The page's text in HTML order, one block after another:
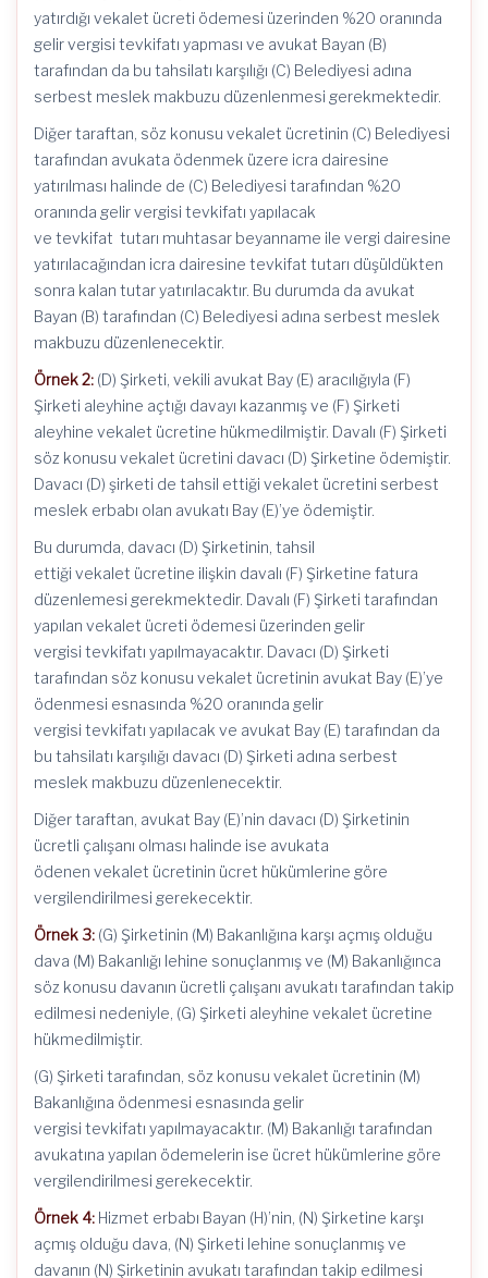
yatırdığı vekalet ücreti ödemesi üzerinden %20 oranında
gelir vergisi tevkifatı yapması ve avukat Bayan (B)
tarafından da bu tahsilatı karşılığı (C) Belediyesi adına
serbest meslek makbuzu düzenlenmesi gerekmektedir.
Diğer taraftan, söz konusu vekalet ücretinin (C) Belediyesi
tarafından avukata ödenmek üzere icra dairesine
yatırılması halinde de (C) Belediyesi tarafından %20
oranında gelir vergisi tevkifatı yapılacak
ve tevkifat tutarı muhtasar beyanname ile vergi dairesine
yatırılacağından icra dairesine tevkifat tutarı düşüldükten
sonra kalan tutar yatırılacaktır. Bu durumda da avukat
Bayan (B) tarafından (C) Belediyesi adına serbest meslek
makbuzu düzenlenecektir.
Örnek 2: (D) Şirketi, vekili avukat Bay (E) aracılığıyla (F)
Şirketi aleyhine açtığı davayı kazanmış ve (F) Şirketi
aleyhine vekalet ücretine hükmedilmiştir. Davalı (F) Şirketi
söz konusu vekalet ücretini davacı (D) Şirketine ödemiştir.
Davacı (D) şirketi de tahsil ettiği vekalet ücretini serbest
meslek erbabı olan avukatı Bay (E)’ye ödemiştir.
Bu durumda, davacı (D) Şirketinin, tahsil
ettiği vekalet ücretine ilişkin davalı (F) Şirketine fatura
düzenlemesi gerekmektedir. Davalı (F) Şirketi tarafından
yapılan vekalet ücreti ödemesi üzerinden gelir
vergisi tevkifatı yapılmayacaktır. Davacı (D) Şirketi
tarafından söz konusu vekalet ücretinin avukat Bay (E)’ye
ödenmesi esnasında %20 oranında gelir
vergisi tevkifatı yapılacak ve avukat Bay (E) tarafından da
bu tahsilatı karşılığı davacı (D) Şirketi adına serbest
meslek makbuzu düzenlenecektir.
Diğer taraftan, avukat Bay (E)’nin davacı (D) Şirketinin
ücretli çalışanı olması halinde ise avukata
ödenen vekalet ücretinin ücret hükümlerine göre
vergilendirilmesi gerekecektir.
Örnek 3: (G) Şirketinin (M) Bakanlığına karşı açmış olduğu
dava (M) Bakanlığı lehine sonuçlanmış ve (M) Bakanlığınca
söz konusu davanın ücretli çalışanı avukatı tarafından takip
edilmesi nedeniyle, (G) Şirketi aleyhine vekalet ücretine
hükmedilmiştir.
(G) Şirketi tarafından, söz konusu vekalet ücretinin (M)
Bakanlığına ödenmesi esnasında gelir
vergisi tevkifatı yapılmayacaktır. (M) Bakanlığı tarafından
avukatına yapılan ödemelerin ise ücret hükümlerine göre
vergilendirilmesi gerekecektir.
Örnek 4: Hizmet erbabı Bayan (H)’nin, (N) Şirketine karşı
açmış olduğu dava, (N) Şirketi lehine sonuçlanmış ve
davanın (N) Şirketinin avukatı tarafından takip edilmesi